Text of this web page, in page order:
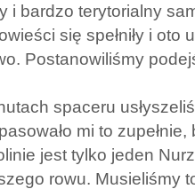
i bardzo terytorialny
się spełniły i oto
Postanowiliśmy
spaceru
mi to zupełnie,
jest tylko jeden
rowu. Musieliśmy